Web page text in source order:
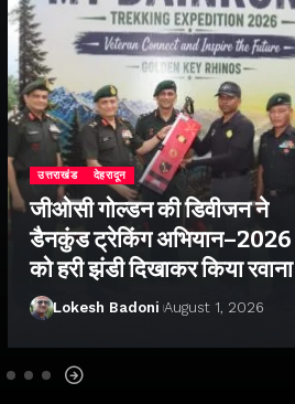
उत्तराखंड देहरादून
जीओसी गोल्डन की डिवीजन ने
डैनकुंड ट्रेकिंग अभियान–2026
को हरी झंडी दिखाकर किया रवाना
Lokesh Badoni August 1, 2026